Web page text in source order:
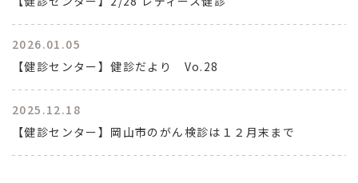
2026.01.05
【健診センター】健診だより Vo.28
2025.12.18
【健診センター】岡山市のがん検診は１２月末まで